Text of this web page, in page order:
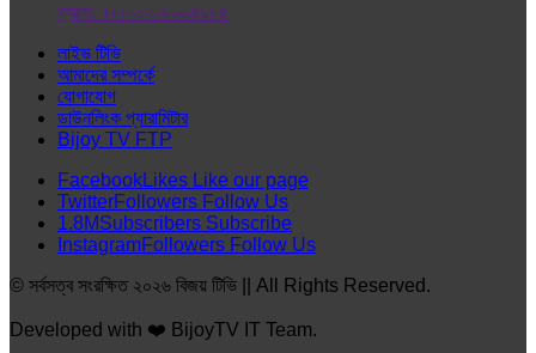
ফ্যাক্সঃ +৮৮-০২-৯৬৬৪৯৮৪
লাইভ টিভি
আমাদের সম্পর্কে
যোগাযোগ
ডাউনলিংক প্যারামিটার
Bijoy TV FTP
FacebookLikes Like our page
TwitterFollowers Follow Us
1.8MSubscribers Subscribe
InstagramFollowers Follow Us
© সর্বসত্ব সংরক্ষিত ২০২৬ বিজয় টিভি || All Rights Reserved.
Developed with ❤️ BijoyTV IT Team.